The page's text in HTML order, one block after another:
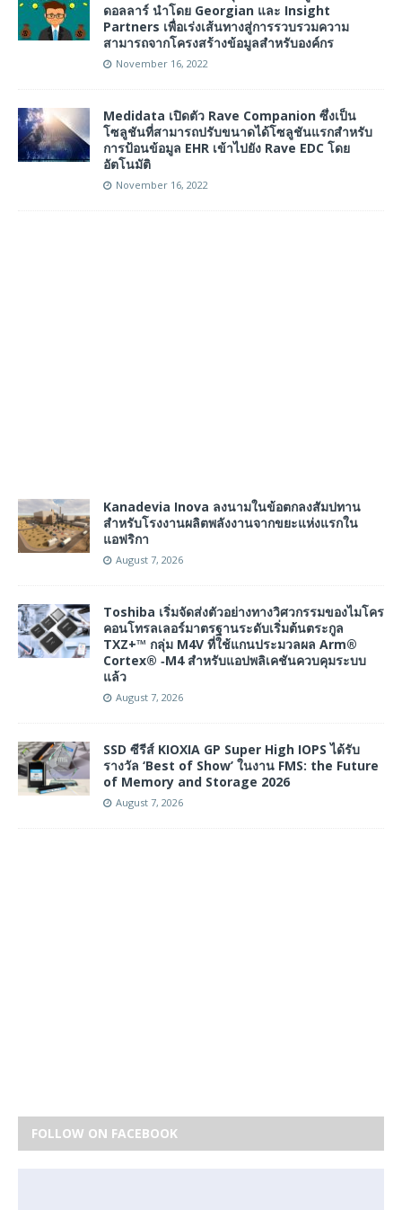
ดอลลาร์ นำโดย Georgian และ Insight
Partners เพื่อเร่งเส้นทางสู่การรวบรวมความ
สามารถจากโครงสร้างข้อมูลสำหรับองค์กร
November 16, 2022
Medidata เปิดตัว Rave Companion ซึ่งเป็น
โซลูชันที่สามารถปรับขนาดได้โซลูชันแรกสำหรับ
การป้อนข้อมูล EHR เข้าไปยัง Rave EDC โดย
อัตโนมัติ
November 16, 2022
Kanadevia Inova ลงนามในข้อตกลงสัมปทาน
สำหรับโรงงานผลิตพลังงานจากขยะแห่งแรกใน
แอฟริกา
August 7, 2026
Toshiba เริ่มจัดส่งตัวอย่างทางวิศวกรรมของไมโคร
คอนโทรลเลอร์มาตรฐานระดับเริ่มต้นตระกูล
TXZ+™ กลุ่ม M4V ที่ใช้แกนประมวลผล Arm®
Cortex® ‑M4 สำหรับแอปพลิเคชันควบคุมระบบ
แล้ว
August 7, 2026
SSD ซีรีส์ KIOXIA GP Super High IOPS ได้รับ
รางวัล ‘Best of Show’ ในงาน FMS: the Future
of Memory and Storage 2026
August 7, 2026
FOLLOW ON FACEBOOK